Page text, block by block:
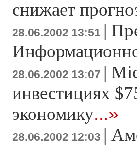
снижает
28.06.2002 13:51 |
28.06.2002 13:07 |
инвестициях
экономику...»
28.06.2002 12:03 |